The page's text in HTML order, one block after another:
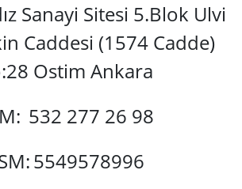
Sanayi Sitesi 5.Blok Ulvi
Caddesi (1574 Cadde)
Ostim Ankara
532 277 26 98
5549578996